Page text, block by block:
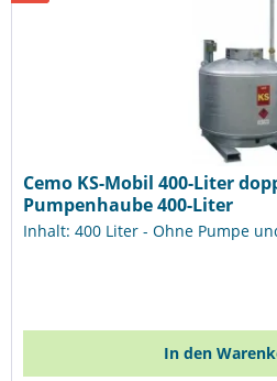
Cemo KS-Mobil 400-Liter
Pumpenhaube 400-Liter
Inhalt: 400 Liter - Ohne Pumpe
In den